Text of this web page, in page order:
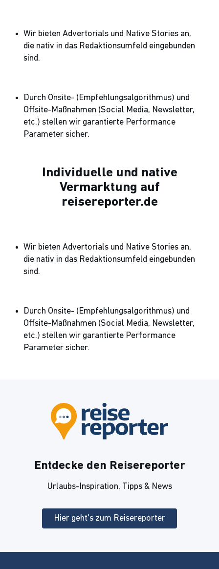
Wir bieten Advertorials und Native Stories an,
die nativ in das Redaktionsumfeld eingebunden
sind.
Durch Onsite- (Empfehlungsalgorithmus) und
Offsite-Maßnahmen (Social Media, Newsletter,
etc.) stellen wir garantierte Performance
Parameter sicher.
Individuelle und native
Vermarktung auf
reisereporter.de
Wir bieten Advertorials und Native Stories an,
die nativ in das Redaktionsumfeld eingebunden
sind.
Durch Onsite- (Empfehlungsalgorithmus) und
Offsite-Maßnahmen (Social Media, Newsletter,
etc.) stellen wir garantierte Performance
Parameter sicher.
Entdecke den Reisereporter
Urlaubs-Inspiration, Tipps & News
Hier geht's zum Reisereporter